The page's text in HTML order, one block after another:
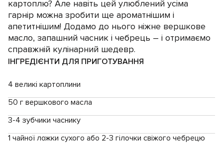
картоплю? Але навіть цей улюблений усіма
гарнір можна зробити ще ароматнішим і
апетитнішим! Додамо до нього ніжне вершкове
масло, запашний часник і чебрець – і отримаємо
справжній кулінарний шедевр.
ІНГРЕДІЄНТИ ДЛЯ ПРИГОТУВАННЯ
4 великі картоплини
50 г вершкового масла
3-4 зубчики часнику
1 чайної ложки сухого або 2-3 гілочки свіжого чебрецю